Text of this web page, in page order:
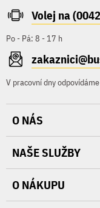
Volej na
Po - Pá: 8 - 17 h
V pracovní dny
O NÁS
NAŠE SLUŽBY
O NÁKUPU